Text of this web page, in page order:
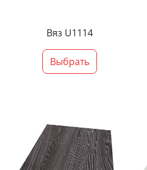
Вяз U1114
Выбрать